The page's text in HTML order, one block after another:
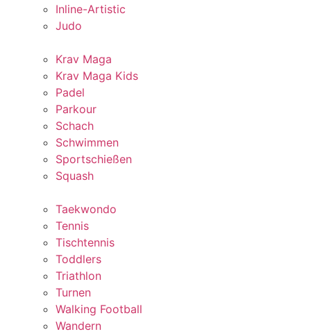
Inline-Artistic
Judo
Krav Maga
Krav Maga Kids
Padel
Parkour
Schach
Schwimmen
Sportschießen
Squash
Taekwondo
Tennis
Tischtennis
Toddlers
Triathlon
Turnen
Walking Football
Wandern